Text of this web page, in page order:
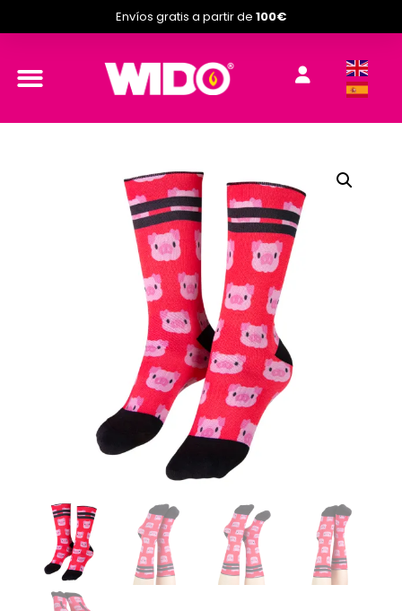
Envíos gratis a partir de 100€